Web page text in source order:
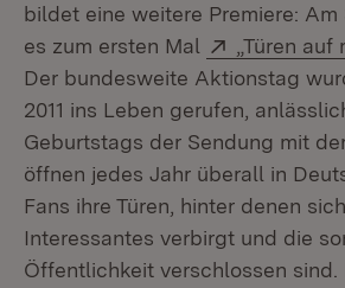
bildet eine weitere Premiere:
es zum ersten Mal
Extern:
„Türen
Der bundesweite Aktionstag
2011 ins Leben gerufen,
Geburtstags der Sendung mit
öffnen jedes Jahr überall in
Fans ihre Türen, hinter denen
Interessantes verbirgt und die
Öffentlichkeit verschlossen sind.